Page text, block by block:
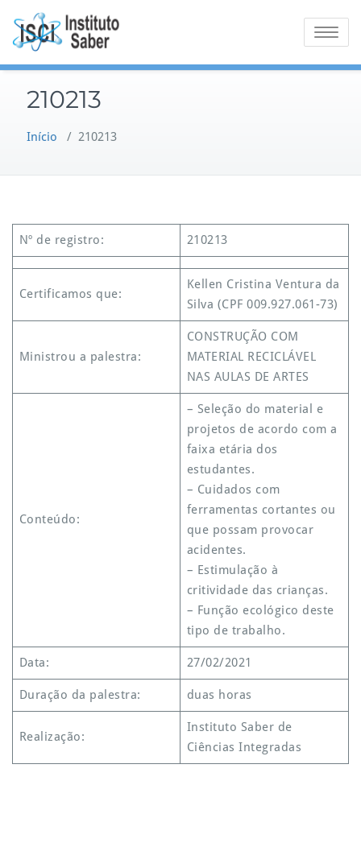
content
Toggle
210213
Início / 210213
Nº de registro: 210213
Certificamos que:
Kellen Cristina Ventura da
Silva (CPF 009.927.061-73)
Ministrou a palestra:
CONSTRUÇÃO COM
MATERIAL RECICLÁVEL
NAS AULAS DE ARTES
Conteúdo:
– Seleção do material e
projetos de acordo com a
faixa etária dos
estudantes.
– Cuidados com
ferramentas cortantes ou
que possam provocar
acidentes.
– Estimulação à
critividade das crianças.
– Função ecológico deste
tipo de trabalho.
Data: 27/02/2021
Duração da palestra: duas horas
Realização:
Instituto Saber de
Ciências Integradas